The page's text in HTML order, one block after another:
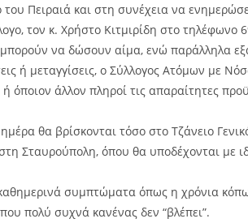
Πειραιά και στη συνέχεια να
τον κ. Χρήστο Κιτμιρίδη στο τηλέφωνο
να δώσουν αίμα, ενώ παράλληλα
ή μεταγγίσεις, ο Σύλλογος Ατόμων με
ή όποιον άλλον πληροί τις απαραίτητες
θα βρίσκονται τόσο στο Τζάνειο
Σταυρούπολη, όπου θα υποδέχονται με
συμπτώματα όπως η χρόνια
πολύ συχνά κανένας δεν “βλέπει”.